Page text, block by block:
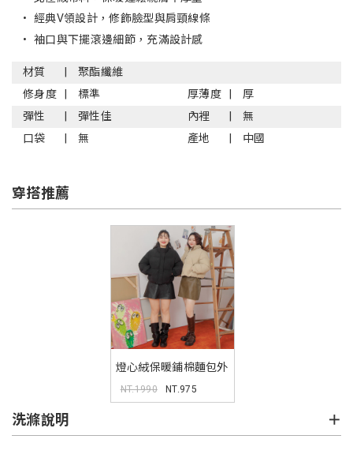
• 經典V領設計，修飾臉型與肩頸線條
• 袖口與下擺滾邊細節，充滿設計感
材質
聚酯纖維
修身度
標準 厚薄度
厚
彈性
彈性佳 內裡
無
口袋
無 產地 中國
穿搭推薦
燈心絨保暖鋪棉麵包外
套
NT.1990 NT.975
洗滌說明